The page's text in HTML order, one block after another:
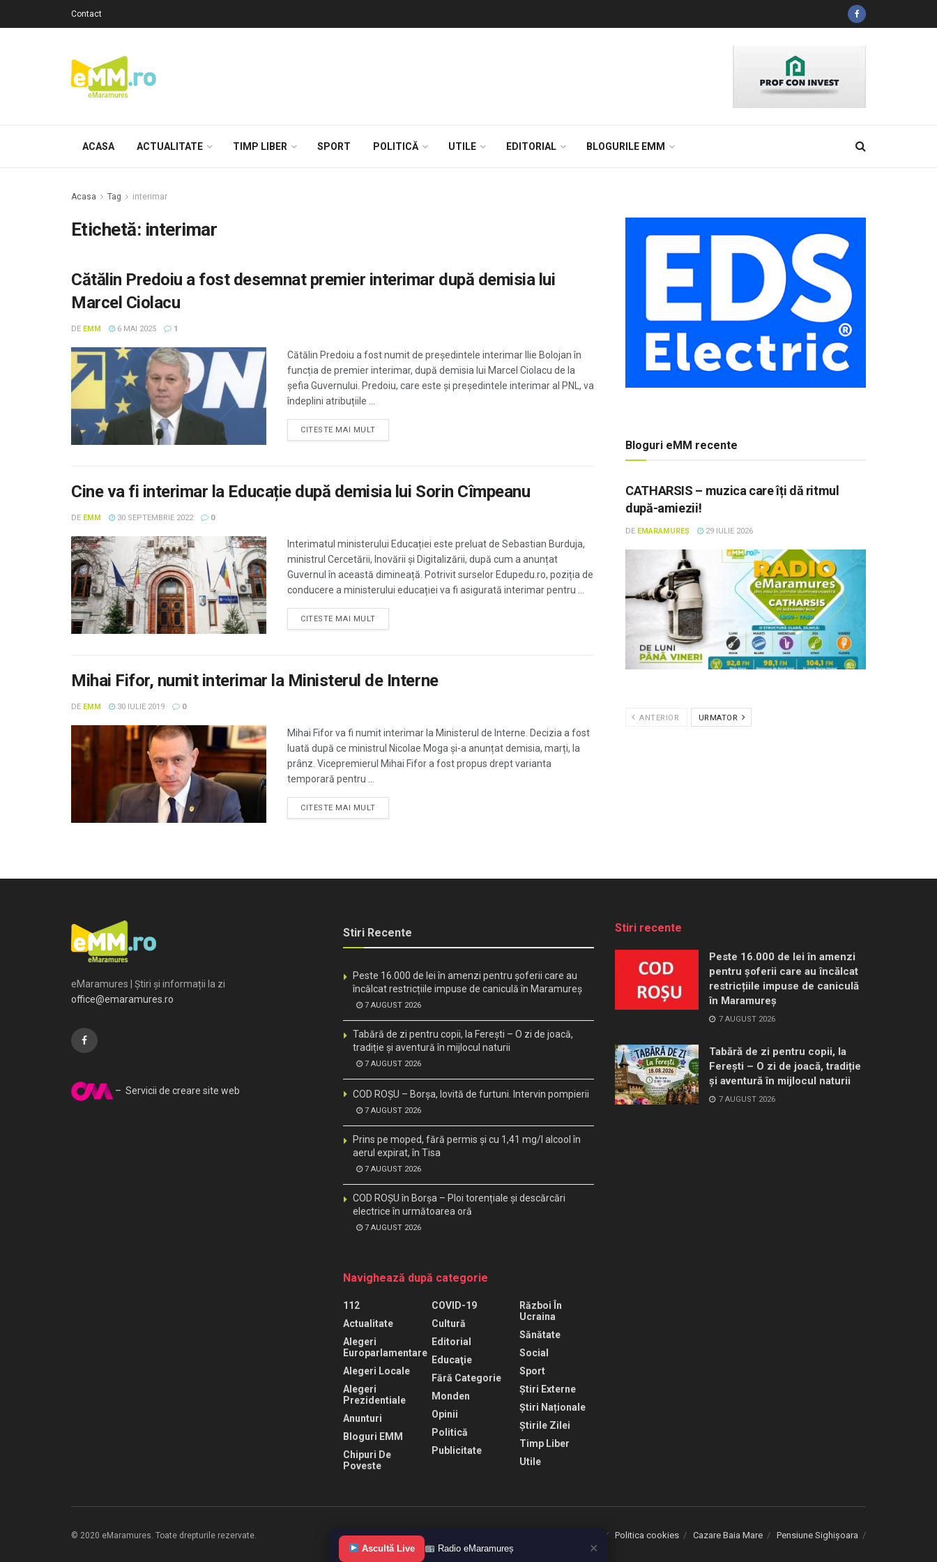
Contact
ACASA ACTUALITATE TIMP LIBER SPORT POLITICĂ UTILE EDITORIAL BLOGURILE EMM
Acasa Tag interimar
Etichetă: interimar
Cătălin Predoiu a fost desemnat premier interimar după demisia lui
Marcel Ciolacu
DE EMM 6 MAI 2025 1
Cătălin Predoiu a fost numit de președintele interimar Ilie Bolojan în
funcția de premier interimar, după demisia lui Marcel Ciolacu de la
șefia Guvernului. Predoiu, care este și președintele interimar al PNL, va
îndeplini atribuțiile ...
CITESTE MAI MULT
Cine va fi interimar la Educație după demisia lui Sorin Cîmpeanu
DE EMM 30 SEPTEMBRIE 2022 0
Interimatul ministerului Educației este preluat de Sebastian Burduja,
ministrul Cercetării, Inovării și Digitalizării, după cum a anunțat
Guvernul în această dimineață. Potrivit surselor Edupedu.ro, poziția de
conducere a ministerului educației va fi asigurată interimar pentru ...
CITESTE MAI MULT
Mihai Fifor, numit interimar la Ministerul de Interne
DE EMM 30 IULIE 2019 0
Mihai Fifor va fi numit interimar la Ministerul de Interne. Decizia a fost
luată după ce ministrul Nicolae Moga și-a anunțat demisia, marți, la
prânz. Vicepremierul Mihai Fifor a fost propus drept varianta
temporară pentru ...
CITESTE MAI MULT
Bloguri eMM recente
CATHARSIS – muzica care îți dă ritmul
după-amiezii!
DE EMARAMUREȘ 29 IULIE 2026
ANTERIOR URMATOR
eMaramures | Știri și informații la zi
office@emaramures.ro
– Servicii de creare site web
Stiri Recente
Peste 16.000 de lei în amenzi pentru șoferii care au
încălcat restricțiile impuse de caniculă în Maramureș
7 AUGUST 2026
Tabără de zi pentru copii, la Ferești – O zi de joacă,
tradiție și aventură în mijlocul naturii
7 AUGUST 2026
COD ROȘU – Borșa, lovită de furtuni. Intervin pompierii
7 AUGUST 2026
Prins pe moped, fără permis și cu 1,41 mg/l alcool în
aerul expirat, în Tisa
7 AUGUST 2026
COD ROȘU în Borșa – Ploi torențiale și descărcări
electrice în următoarea oră
7 AUGUST 2026
Navighează după categorie
112
Actualitate
Alegeri
Europarlamentare
Alegeri Locale
Alegeri
Prezidentiale
Anunturi
Bloguri EMM
Chipuri De
Poveste
COVID-19
Cultură
Editorial
Educaţie
Fără Categorie
Monden
Opinii
Politică
Publicitate
Război În
Ucraina
Sănătate
Social
Sport
Știri Externe
Știri Naționale
Știrile Zilei
Timp Liber
Utile
Stiri recente
Peste 16.000 de lei în amenzi
pentru șoferii care au încălcat
restricțiile impuse de caniculă
în Maramureș
7 AUGUST 2026
Tabără de zi pentru copii, la
Ferești – O zi de joacă, tradiție
și aventură în mijlocul naturii
7 AUGUST 2026
Termeni de folosire Politica cookies Cazare Baia Mare Pensiune Sighișoara
© 2020 eMaramures. Toate drepturile rezervate.
Ascultă Live Radio eMaramureș ✕